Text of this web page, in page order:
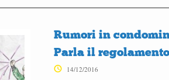
Rumori in
Parla il regolamento
14/12/2016